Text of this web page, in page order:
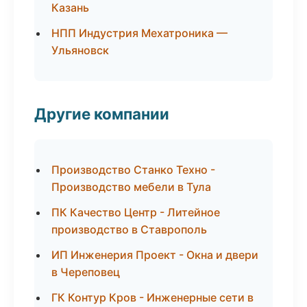
Казань
НПП Индустрия Мехатроника —
Ульяновск
Другие компании
Производство Станко Техно -
Производство мебели в Тула
ПК Качество Центр - Литейное
производство в Ставрополь
ИП Инженерия Проект - Окна и двери
в Череповец
ГК Контур Кров - Инженерные сети в